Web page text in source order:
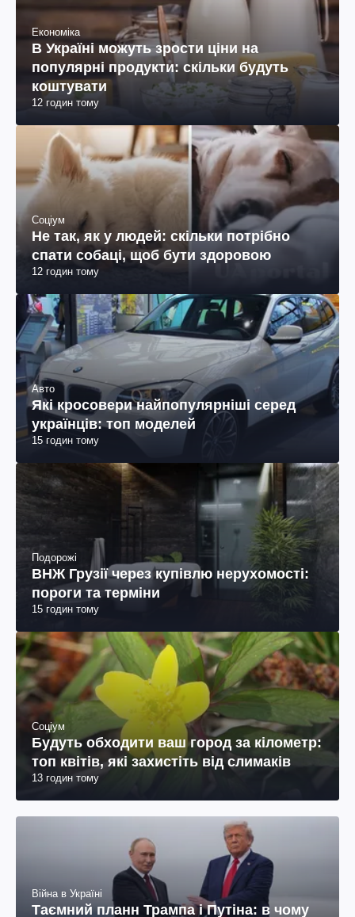
Економіка
В Україні можуть зрости ціни на
популярні продукти: скільки будуть
коштувати
12 годин тому
Соціум
Не так, як у людей: скільки потрібно
спати собаці, щоб бути здоровою
12 годин тому
Авто
Які кросовери найпопулярніші серед
українців: топ моделей
15 годин тому
Подорожі
ВНЖ Грузії через купівлю нерухомості:
пороги та терміни
15 годин тому
Соціум
Будуть обходити ваш город за кілометр:
топ квітів, які захистіть від слимаків
13 годин тому
Війна в Україні
Таємний планн Трампа і Путіна: в чому